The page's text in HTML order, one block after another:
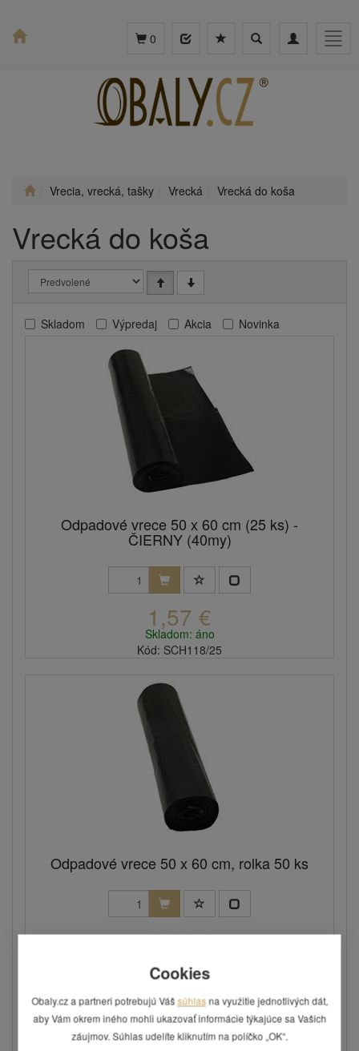
Toggle
Toggle
0
Vrecia, vrecká, tašky Vrecká Vrecká do koša
Vrecká do koša
Skladom Výpredaj Akcia Novinka
Odpadové vrece 50 x 60 cm (25 ks) -
ČIERNY (40my)
1,57 €
Skladom: áno
Kód: SCH118/25
Odpadové vrece 50 x 60 cm, rolka 50 ks
0,82 €
Kód: SCH117
Cookies
Obaly.cz a partneri potrebujú Vášsúhlas na využitie jednotlivých dát,
aby Vám okrem iného mohli ukazovať informácie týkajúce sa Vašich
záujmov. Súhlas udelíte kliknutím na políčko „OK“.